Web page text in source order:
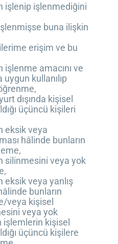
işlenip işlenmediğini
buna ilişkin
erişim ve bu
amacını ve
uygun kullanılıp
dışında kişisel
üçüncü kişileri
eksik veya
hâlinde bunların
silinmesini veya yok
eksik veya yanlış
bunların
veya kişisel
veya yok
kişisel
üçüncü kişilere